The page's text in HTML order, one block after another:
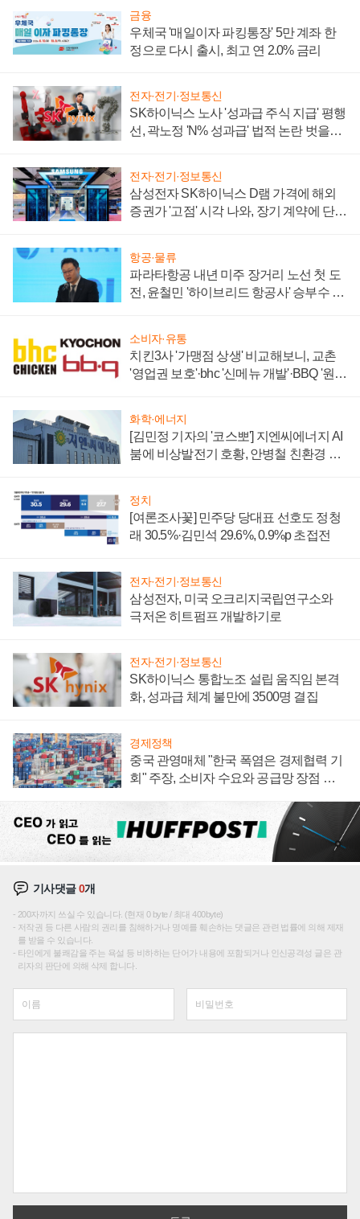
금융
우체국 '매일이자 파킹통장' 5만 계좌 한
정으로 다시 출시, 최고 연 2.0% 금리
전자·전기·정보통신
SK하이닉스 노사 '성과급 주식 지급' 평행
선, 곽노정 'N% 성과급' 법적 논란 벗을지
전자·전기·정보통신
삼성전자 SK하이닉스 D램 가격에 해외
증권가 '고점' 시각 나와, 장기 계약에 단점
항공·물류
파라타항공 내년 미주 장거리 노선 첫 도
전, 윤철민 '하이브리드 항공사' 승부수 통
소비자·유통
치킨3사 '가맹점 상생' 비교해보니, 교촌
'영업권 보호'·bhc '신메뉴 개발'·BBQ '원가
화학·에너지
[김민정 기자의 '코스뽀'] 지엔씨에너지 AI
붐에 비상발전기 호황, 안병철 친환경 에
정치
[여론조사꽃] 민주당 당대표 선호도 정청
래 30.5%·김민석 29.6%, 0.9%p 초접전
전자·전기·정보통신
삼성전자, 미국 오크리지국립연구소와
극저온 히트펌프 개발하기로
전자·전기·정보통신
SK하이닉스 통합노조 설립 움직임 본격
화, 성과급 체계 불만에 3500명 결집
경제정책
중국 관영매체 "한국 폭염은 경제협력 기
회" 주장, 소비자 수요와 공급망 장점 강
기사댓글0개
200자까지 쓰실 수 있습니다. (현재 0 byte / 최대 400byte)
저작권 등 다른 사람의 권리를 침해하거나 명예를 훼손하는 댓글은 관련 법률에 의해 제재
를 받을 수 있습니다.
타인에게 불쾌감을 주는 욕설 등 비하하는 단어가 내용에 포함되거나 인신공격성 글은 관
리자의 판단에 의해 삭제 합니다.